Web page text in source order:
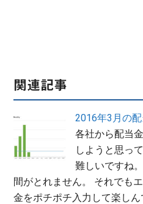
関連記事
2016年3月の
各社から配当
しようと思っ
難しいですね
間がとれません。 それでも
金をポチポチ入力して楽し